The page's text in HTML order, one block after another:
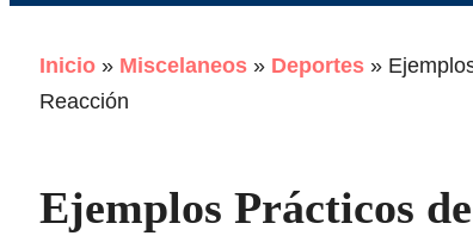
Inicio » Miscelaneos » Deportes »
Reacción
Ejemplos Prácticos